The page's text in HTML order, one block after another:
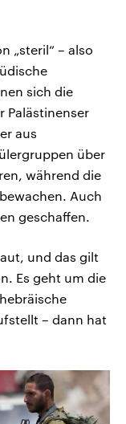
„steril“ – also
sich die
Palästinenser
aus
über
während die
Auch
geschaffen.
und das gilt
Es geht um die
– dann hat